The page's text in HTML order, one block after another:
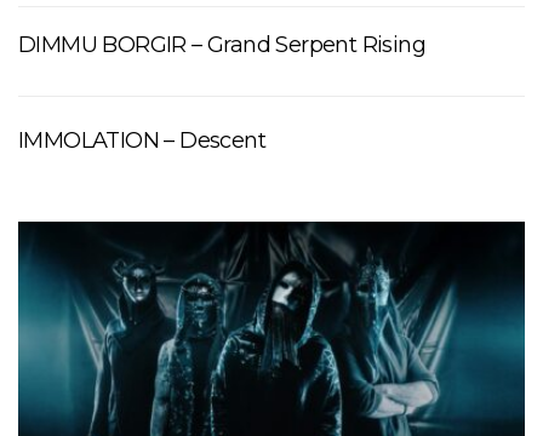
DIMMU BORGIR – Grand Serpent Rising
IMMOLATION – Descent